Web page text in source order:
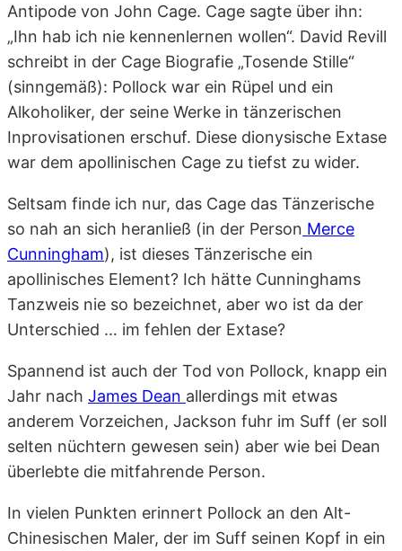
Antipode von John Cage. Cage sagte über ihn:
„Ihn hab ich nie kennenlernen wollen“. David Revill
schreibt in der Cage Biografie „Tosende Stille“
(sinngemäß): Pollock war ein Rüpel und ein
Alkoholiker, der seine Werke in tänzerischen
Inprovisationen erschuf. Diese dionysische Extase
war dem apollinischen Cage zu tiefst zu wider.
Seltsam finde ich nur, das Cage das Tänzerische
so nah an sich heranließ (in der Person Merce
Cunningham), ist dieses Tänzerische ein
apollinisches Element? Ich hätte Cunninghams
Tanzweis nie so bezeichnet, aber wo ist da der
Unterschied … im fehlen der Extase?
Spannend ist auch der Tod von Pollock, knapp ein
Jahr nach James Dean allerdings mit etwas
anderem Vorzeichen, Jackson fuhr im Suff (er soll
selten nüchtern gewesen sein) aber wie bei Dean
überlebte die mitfahrende Person.
In vielen Punkten erinnert Pollock an den Alt-
Chinesischen Maler, der im Suff seinen Kopf in ein